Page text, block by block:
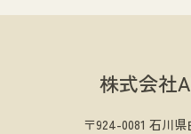
株式会社
〒924-0081 石川